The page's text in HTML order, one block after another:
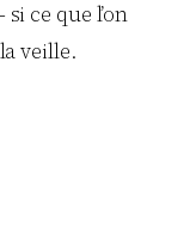
ce que l’on
veille.